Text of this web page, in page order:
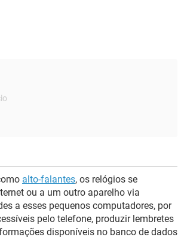
alto-falantes, os relógios se
ou a um outro aparelho via
a esses pequenos computadores, por
pelo telefone, produzir lembretes
disponíveis no banco de dados